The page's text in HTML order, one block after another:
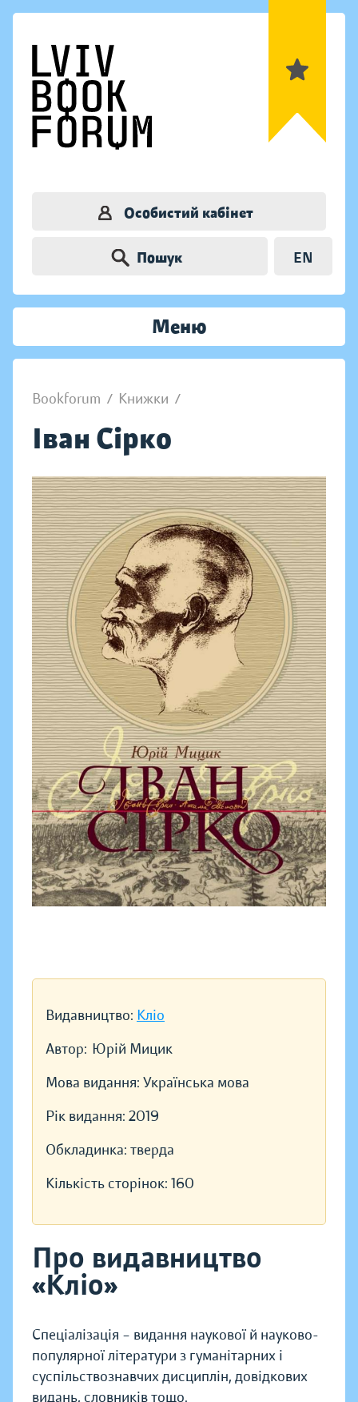
Особистий кабінет
Пошук EN
Меню
Bookforum / Книжки /
Іван Сірко
Видавництво: Кліо
Автор: Юрій Мицик
Мова видання: Українська мова
Рік видання: 2019
Обкладинка: тверда
Кількість сторінок: 160
Про видавництво
«Кліо»
Спеціалізація – видання наукової й науково-
популярної літератури з гуманітарних і
суспільствознавчих дисциплін, довідкових
видань, словників тощо.